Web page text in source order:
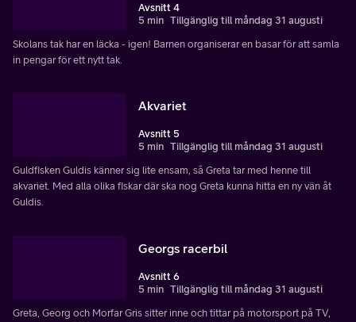
Avsnitt 4
5 min Tillgänglig till måndag 31 augusti
Skolans tak har en läcka - igen! Barnen organiserar en basar för att samla
in pengar för ett nytt tak.
Akvariet
Avsnitt 5
5 min Tillgänglig till måndag 31 augusti
Guldfisken Guldis känner sig lite ensam, så Greta tar med henne till
akvariet. Med alla olika fiskar där ska nog Greta kunna hitta en ny vän åt
Guldis.
Georgs racerbil
Avsnitt 6
5 min Tillgänglig till måndag 31 augusti
Greta, Georg och Morfar Gris sitter inne och tittar på motorsport på TV,